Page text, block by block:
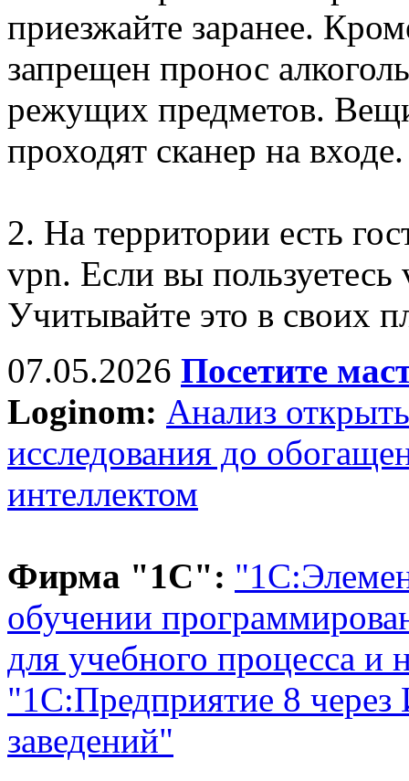
приезжайте заранее.
запрещен пронос
режущих предметов.
проходят сканер на входе.
2. На территории есть
vpn. Если вы
Учитывайте это в своих
07.05.2026 Посетите
Loginom: Анализ
исследования до
интеллектом
Фирма "1С":
обучении
для учебного процесса и
"1С:Предприятие 8 через
заведений"